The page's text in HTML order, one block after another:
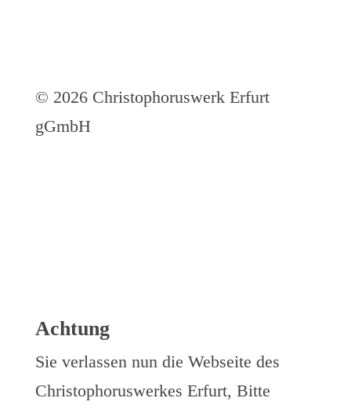
© 2026 Christophoruswerk Erfurt
gGmbH
Achtung
Sie verlassen nun die Webseite des
Christophoruswerkes Erfurt, Bitte